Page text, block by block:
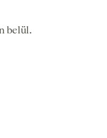
belül.